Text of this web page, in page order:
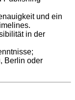
und ein
in der
Berlin oder